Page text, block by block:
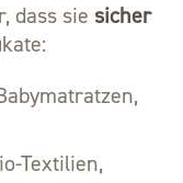
dass sie sicher
Textilien,